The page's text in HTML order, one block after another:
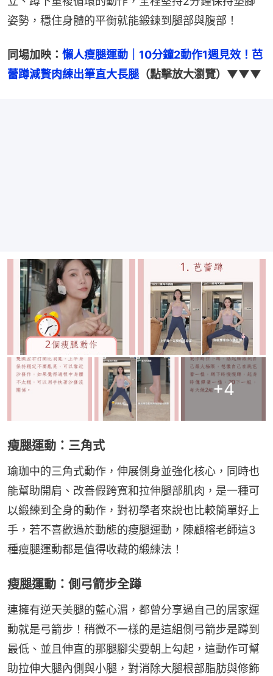
姿勢，穩住身體的平衡就能鍛鍊到腿部與腹部！
同場加映： 懶人瘦腿運動｜10分鐘2動作1週見效！芭
蕾蹲減贅肉練出筆直大長腿 （點擊放大瀏覽）▼▼▼
+4
瘦腿運動：三角式
瑜珈中的三角式動作，伸展側身並強化核心，同時也
能幫助開肩、改善假跨寬和拉伸腿部肌肉，是一種可
以緞練到全身的動作，對初學者來說也比較簡單好上
手，若不喜歡過於動態的瘦腿運動，陳顧榕老師這3
種瘦腿運動都是值得收藏的緞練法！
瘦腿運動：側弓箭步全蹲
連擁有逆天美腿的藍心湄，都曾分享過自己的居家運
動就是弓箭步！稍微不一樣的是這組側弓箭步是蹲到
最低、並且伸直的那腿腳尖要朝上勾起，這動作可幫
助拉伸大腿內側與小腿，對消除大腿根部脂肪與修飾